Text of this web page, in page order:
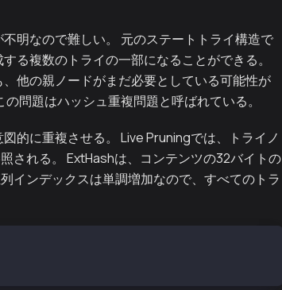
明なので難しい。 元のステートトライ構造で
る複数のトライの一部になることができる。
他の親ノードがまだ必要としている可能性が
問題はハッシュ重複問題と呼ばれている。
的に重複させる。 Live Pruningでは、トライノ
される。 ExtHashは、コンテンツの32バイトの
インデックスは単調増加なので、すべてのトラ